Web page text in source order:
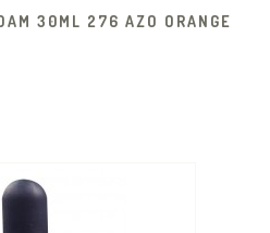
30ML 276 AZO ORANGE